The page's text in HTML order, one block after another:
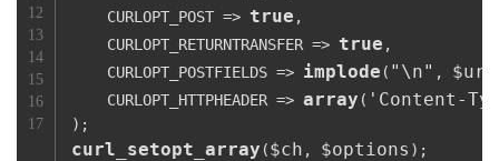
12
13
14
15
16
17
    CURLOPT_POST =>
true ,
    CURLOPT_RETURNTRANSFER =>
true ,
    CURLOPT_POSTFIELDS =>
implode ( "\n" ,
    CURLOPT_HTTPHEADER =>
array ( 'Content-
curl_setopt_array ($ch , $options